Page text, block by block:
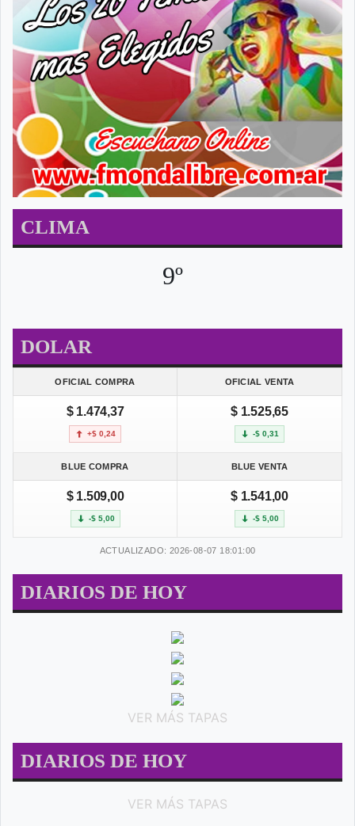
CLIMA
9º
DOLAR
OFICIAL COMPRA OFICIAL VENTA
$ 1.474,37
+$ 0,24
$ 1.525,65
-$ 0,31
BLUE COMPRA BLUE VENTA
$ 1.509,00
-$ 5,00
$ 1.541,00
-$ 5,00
ACTUALIZADO: 2026-08-07 18:01:00
DIARIOS DE HOY
VER MÁS TAPAS
DIARIOS DE HOY
VER MÁS TAPAS